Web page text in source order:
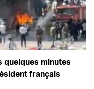
quelques minutes
français